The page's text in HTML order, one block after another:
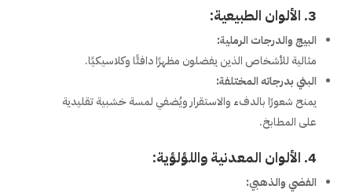
3. الألوان الطبيعية:
البيج والدرجات الرملية:
مثالية للأشخاص الذين يفضلون مظهرًا دافئًا وكلاسيكيًا.
البني بدرجاته المختلفة:
يمنح شعورًا بالدفء والاستقرار ويُضفي لمسة خشبية تقليدية
على المطابخ.
4. الألوان المعدنية واللؤلؤية:
الفضي والذهبي: